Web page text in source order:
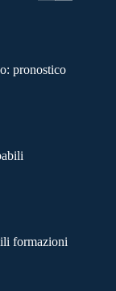
pronostico
formazioni